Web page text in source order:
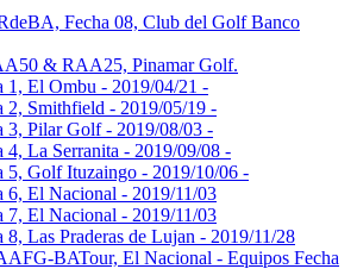
Fecha 08, Club del Golf Banco
& RAA25, Pinamar Golf.
1, El Ombu - 2019/04/21 -
2, Smithfield - 2019/05/19 -
3, Pilar Golf - 2019/08/03 -
4, La Serranita - 2019/09/08 -
5, Golf Ituzaingo - 2019/10/06 -
6, El Nacional - 2019/11/03
7, El Nacional - 2019/11/03
Las Praderas de Lujan - 2019/11/28
BATour, El Nacional - Equipos Fecha